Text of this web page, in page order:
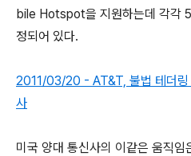
bile Hotspot을 지원하는데 각각
정되어 있다.
2011/03/20 - AT&T, 불법 테더링
사
미국 양대 통신사의 이같은 움직